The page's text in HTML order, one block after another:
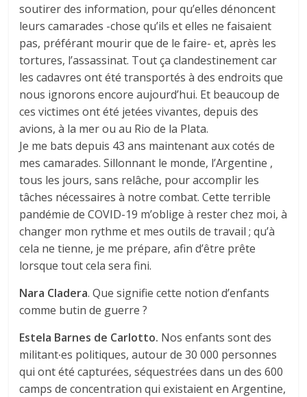
soutirer des information, pour qu’elles dénoncent
leurs camarades -chose qu’ils et elles ne faisaient
pas, préférant mourir que de le faire- et, après les
tortures, l’assassinat. Tout ça clandestinement car
les cadavres ont été transportés à des endroits que
nous ignorons encore aujourd’hui. Et beaucoup de
ces victimes ont été jetées vivantes, depuis des
avions, à la mer ou au Rio de la Plata.
Je me bats depuis 43 ans maintenant aux cotés de
mes camarades. Sillonnant le monde, l’Argentine ,
tous les jours, sans relâche, pour accomplir les
tâches nécessaires à notre combat. Cette terrible
pandémie de COVID-19 m’oblige à rester chez moi, à
changer mon rythme et mes outils de travail ; qu’à
cela ne tienne, je me prépare, afin d’être prête
lorsque tout cela sera fini.
Nara Cladera. Que signifie cette notion d’enfants
comme butin de guerre ?
Estela Barnes de Carlotto. Nos enfants sont des
militant∙es politiques, autour de 30 000 personnes
qui ont été capturées, séquestrées dans un des 600
camps de concentration qui existaient en Argentine,